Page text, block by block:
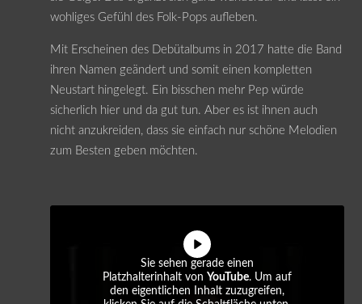
wohliges Gefühl des Folk-Pops aufleben.
Mit Erscheinen des Debütalbums in 2017 hatte die Band
ihren Namen geändert und somit einen kompletten
Neustart hingelegt. Ein bisschen mehr Pep würde
sicherlich hier und da gut tun. Aber es ist ihnen auch
nicht anzukreiden, dass sie einfach nur schöne Melodien
zum Besten geben möchten.
Sie sehen gerade einen
Platzhalterinhalt von YouTube. Um auf
den eigentlichen Inhalt zuzugreifen,